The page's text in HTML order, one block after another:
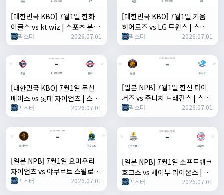
[대한민국 KBO] 7월1일 한화
이글스 vs kt wiz | 스포츠 분석
무료 중계 토친놈
픽스터 2026.07.01
[대한민국 KBO] 7월1일 키움
히어로즈 vs LG 트윈스 | 스포츠
분석 무료 중계 토친놈
픽스터 2026.07.01
[대한민국 KBO] 7월1일 두산
베어스 vs 롯데 자이언츠 | 스포
츠 분석 무료 중계 토친놈
픽스터 2026.07.01
[일본 NPB] 7월1일 한신 타이
거즈 vs 주니치 드래건스 | 스포
츠 분석 무료 중계 토친놈
픽스터 2026.07.01
[일본 NPB] 7월1일 요미우리
자이언츠 vs 야쿠르트 스왈로즈
| 스포츠 분석 무료 중계 토친놈
픽스터 2026.07.01
[일본 NPB] 7월1일 소프트뱅크
호크스 vs 세이부 라이온스 | 스
포츠 분석 무료 중계 토친놈
픽스터 2026.07.01